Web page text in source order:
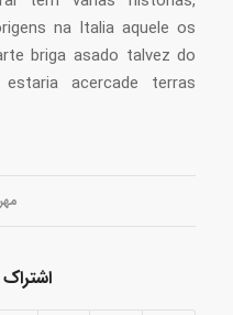
na Italia aquele os
briga asado talvez do
estaria acercade terras
۸ مهر ۱۴۰۳